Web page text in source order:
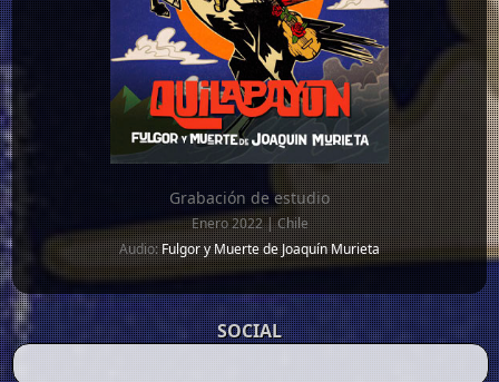
Grabación de estudio
Enero 2022 | Chile
Audio:Fulgor y Muerte de Joaquín Murieta
SOCIAL